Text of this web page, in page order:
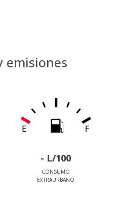
emisiones
- L/100
CONSUMO
EXTRAURBANO